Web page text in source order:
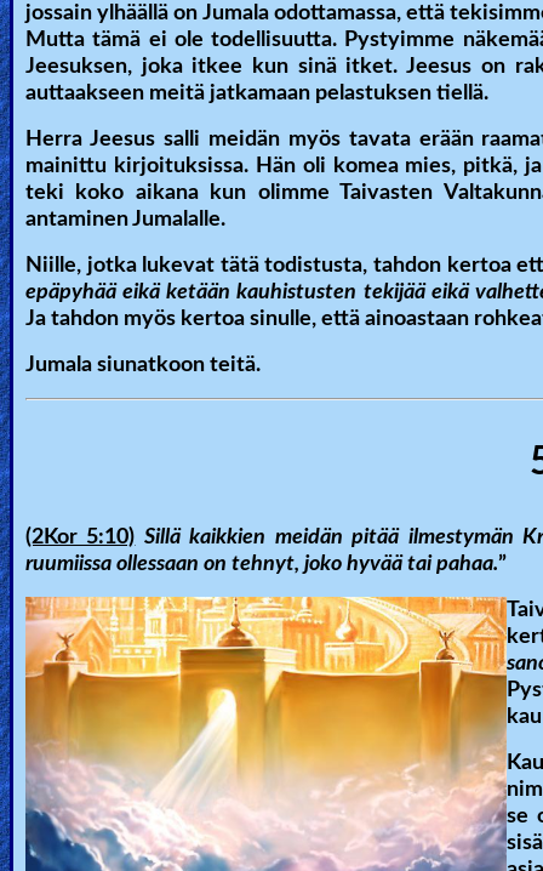
jossain ylhäällä on Jumala odottamassa, että
Mutta tämä ei ole todellisuutta. Pystyimme
Jeesuksen, joka itkee kun sinä itket. Jeesus on
auttaakseen meitä jatkamaan pelastuksen tiellä.
Herra Jeesus salli meidän myös tavata erään
mainittu kirjoituksissa. Hän oli komea mies, pitkä,
teki koko aikana kun olimme Taivasten
antaminen Jumalalle.
Niille, jotka lukevat tätä todistusta, tahdon kertoa
epäpyhää eikä ketään kauhistusten tekijää eikä
Ja tahdon myös kertoa sinulle, että ainoastaan
Jumala siunatkoon teitä.
(2Kor 5:10) Sillä kaikkien meidän pitää ilmestymän
ruumiissa ollessaan on tehnyt, joko hyvää tai pahaa.”
se